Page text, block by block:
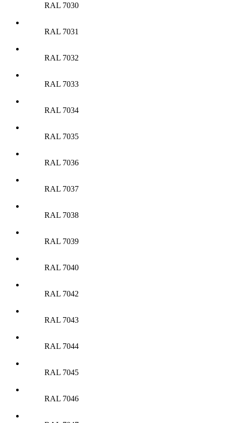
RAL 7030
RAL 7031
RAL 7032
RAL 7033
RAL 7034
RAL 7035
RAL 7036
RAL 7037
RAL 7038
RAL 7039
RAL 7040
RAL 7042
RAL 7043
RAL 7044
RAL 7045
RAL 7046